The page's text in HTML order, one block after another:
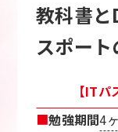
教科書
スポート
【IT
■勉強期間4